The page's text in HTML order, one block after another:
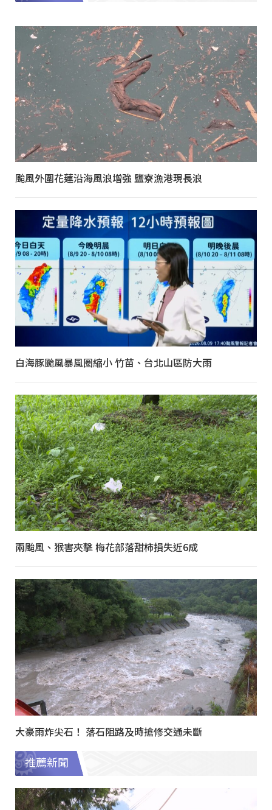
颱風外圍花蓮沿海風浪增強 鹽寮漁港現長浪
白海豚颱風暴風圈縮小 竹苗、台北山區防大雨
兩颱風、猴害夾擊 梅花部落甜柿損失近6成
大豪雨炸尖石！ 落石阻路及時搶修交通未斷
推薦新聞